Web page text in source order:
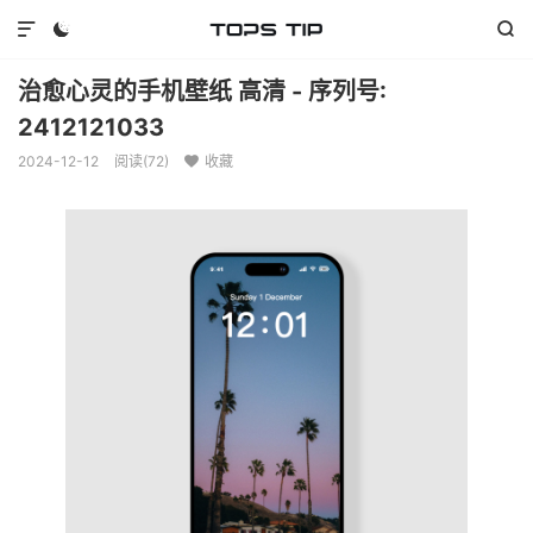
 

治愈心灵的手机壁纸 高清 - 序列号:
2412121033
2024-12-12 阅读(72)  收藏